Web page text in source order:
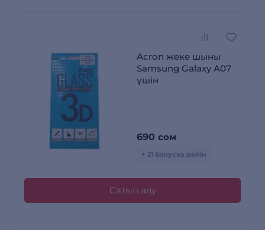
Acron жеке шыны
Samsung Galaxy A07
үшін
690 сом
+ 21 бонусқа дейін
Сатып алу